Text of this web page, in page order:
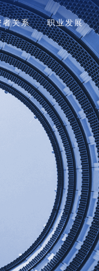
者关系 职业发展